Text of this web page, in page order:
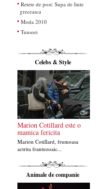
Retete de post: Supa de linte
greceasca
Moda 2010
Tunsori
Celebs & Style
Marion Cotillard este o
mamica fericita
Marion Cotillard, frumoasa
actrita frantuzoaic...
Animale de companie